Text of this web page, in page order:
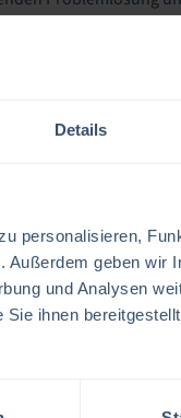
Details
personalisieren,
geben wir
und Analysen
ihnen
weiterhin beim
Generation
bei „Ich verstehe
Trends